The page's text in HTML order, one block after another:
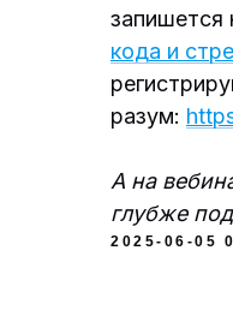
запишется
кода и
разум:
А на
глубже
2025-06-05